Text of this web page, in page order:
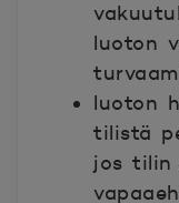
luoton
luoton
tilistä
jos tilin